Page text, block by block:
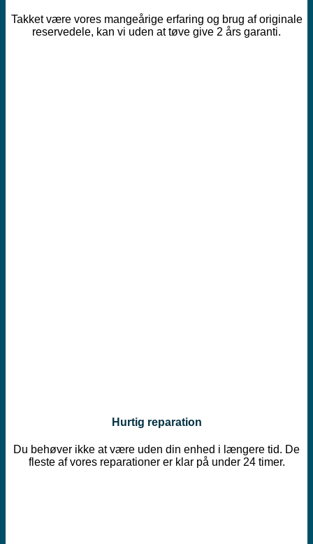
Takket være vores mangeårige erfaring og brug af originale
reservedele, kan vi uden at tøve give 2 års garanti.
Hurtig reparation
Du behøver ikke at være uden din enhed i længere tid. De
fleste af vores reparationer er klar på under 24 timer.